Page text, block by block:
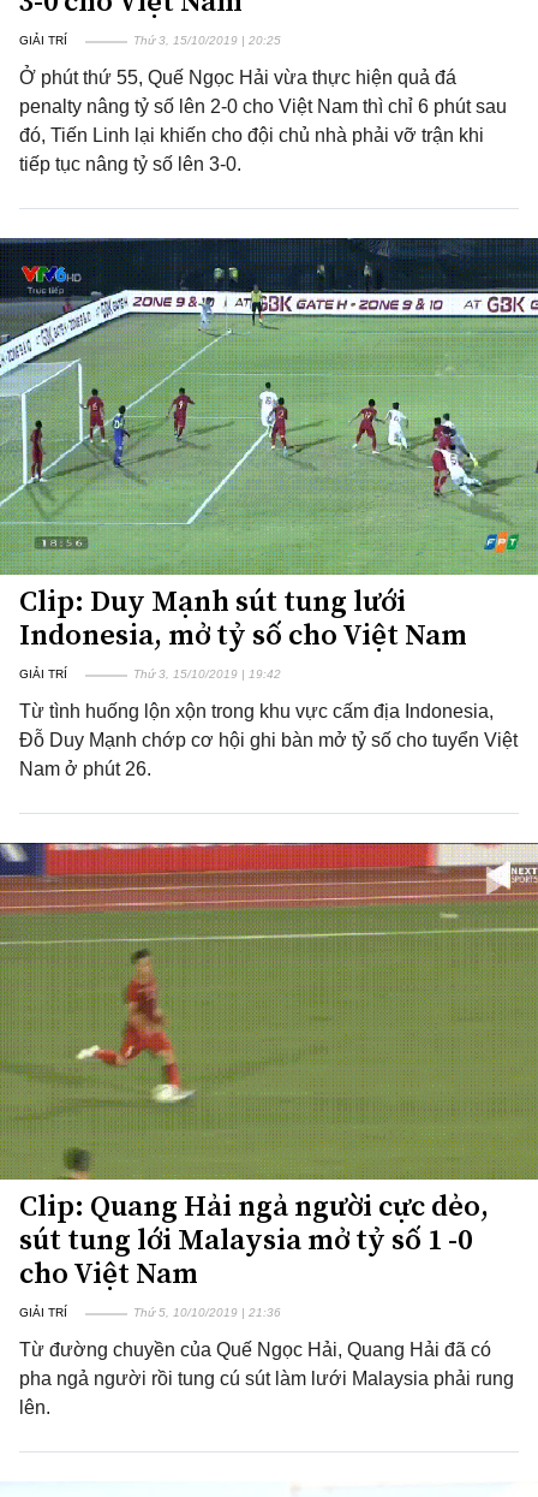
GIẢI TRÍ Thứ 3, 15/10/2019 | 20:25
Ở phút thứ 55, Quế Ngọc Hải vừa thực hiện quả đá
penalty nâng tỷ số lên 2-0 cho Việt Nam thì chỉ 6 phút sau
đó, Tiến Linh lại khiến cho đội chủ nhà phải vỡ trận khi
tiếp tục nâng tỷ số lên 3-0.
Clip: Duy Mạnh sút tung lưới
Indonesia, mở tỷ số cho Việt Nam
GIẢI TRÍ Thứ 3, 15/10/2019 | 19:42
Từ tình huống lộn xộn trong khu vực cấm địa Indonesia,
Đỗ Duy Mạnh chớp cơ hội ghi bàn mở tỷ số cho tuyển Việt
Nam ở phút 26.
Clip: Quang Hải ngả người cực dẻo,
sút tung lới Malaysia mở tỷ số 1 -0
cho Việt Nam
GIẢI TRÍ Thứ 5, 10/10/2019 | 21:36
Từ đường chuyền của Quế Ngọc Hải, Quang Hải đã có
pha ngả người rồi tung cú sút làm lưới Malaysia phải rung
lên.